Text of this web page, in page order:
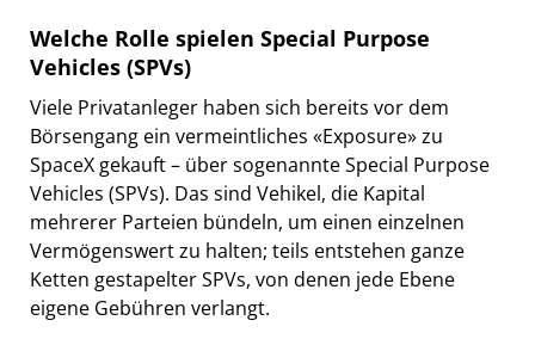
Welche Rolle spielen Special Purpose
Vehicles (SPVs)
Viele Privatanleger haben sich bereits vor dem
Börsengang ein vermeintliches «Exposure» zu
SpaceX gekauft – über sogenannte Special Purpose
Vehicles (SPVs). Das sind Vehikel, die Kapital
mehrerer Parteien bündeln, um einen einzelnen
Vermögenswert zu halten; teils entstehen ganze
Ketten gestapelter SPVs, von denen jede Ebene
eigene Gebühren verlangt.